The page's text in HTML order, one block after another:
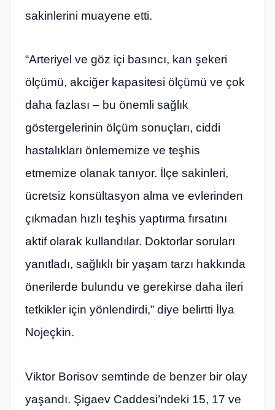
sakinlerini muayene etti.
“Arteriyel ve göz içi basıncı, kan şekeri
ölçümü, akciğer kapasitesi ölçümü ve çok
daha fazlası – bu önemli sağlık
göstergelerinin ölçüm sonuçları, ciddi
hastalıkları önlememize ve teşhis
etmemize olanak tanıyor. İlçe sakinleri,
ücretsiz konsültasyon alma ve evlerinden
çıkmadan hızlı teşhis yaptırma fırsatını
aktif olarak kullandılar. Doktorlar soruları
yanıtladı, sağlıklı bir yaşam tarzı hakkında
önerilerde bulundu ve gerekirse daha ileri
tetkikler için yönlendirdi,” diye belirtti İlya
Nojeçkin.
Viktor Borisov semtinde de benzer bir olay
yaşandı. Şigaev Caddesi’ndeki 15, 17 ve